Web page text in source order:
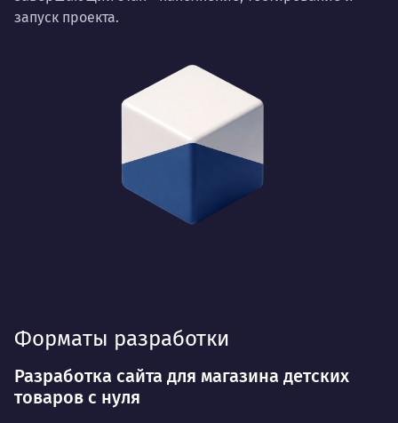
запуск проекта.
Форматы разработки
Разработка сайта для магазина детских
товаров с нуля